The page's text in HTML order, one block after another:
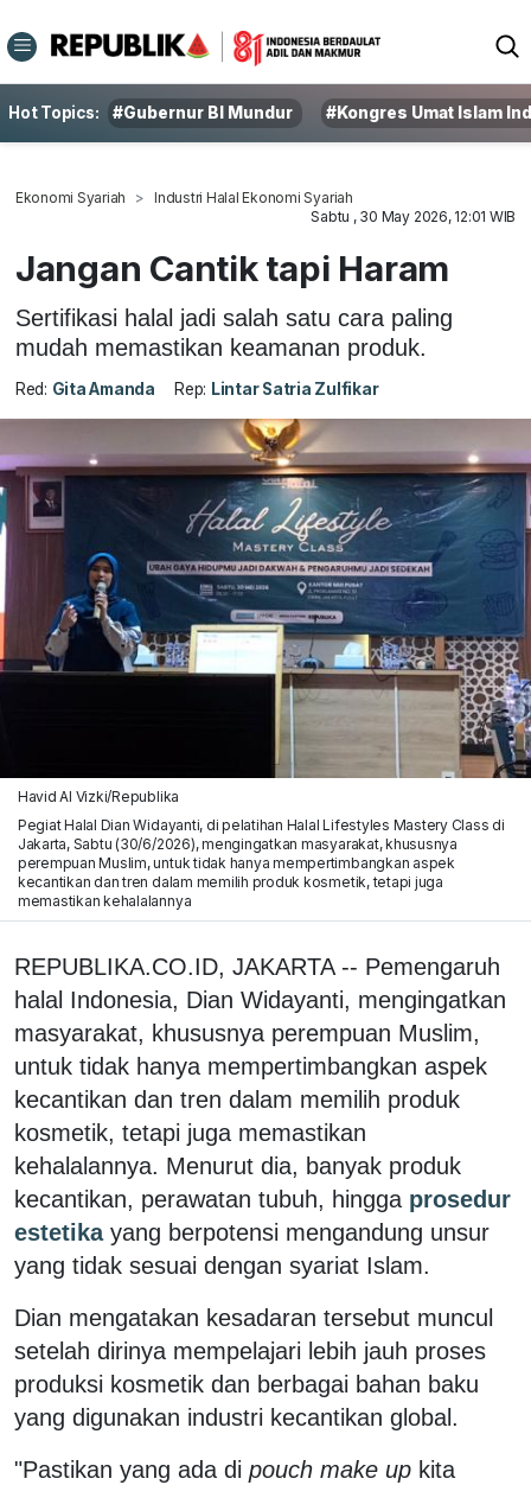
Hot Topics: #Gubernur BI Mundur #Kongres Umat Islam
Ekonomi Syariah
Industri Halal Ekonomi Syariah
Sabtu , 30 May 2026, 12:01 WIB
Jangan Cantik tapi Haram
Sertifikasi halal jadi salah satu cara paling
mudah memastikan keamanan produk.
Red: Gita Amanda Rep: Lintar Satria Zulfikar
Havid Al Vizki/Republika
Pegiat Halal Dian Widayanti, di pelatihan Halal Lifestyles Mastery Class di
Jakarta, Sabtu (30/6/2026), mengingatkan masyarakat, khususnya
perempuan Muslim, untuk tidak hanya mempertimbangkan aspek
kecantikan dan tren dalam memilih produk kosmetik, tetapi juga
memastikan kehalalannya
REPUBLIKA.CO.ID, JAKARTA -- Pemengaruh
halal Indonesia, Dian Widayanti, mengingatkan
masyarakat, khususnya perempuan Muslim,
untuk tidak hanya mempertimbangkan aspek
kecantikan dan tren dalam memilih produk
kosmetik, tetapi juga memastikan
kehalalannya. Menurut dia, banyak produk
kecantikan, perawatan tubuh, hingga prosedur
estetika yang berpotensi mengandung unsur
yang tidak sesuai dengan syariat Islam.
Dian mengatakan kesadaran tersebut muncul
setelah dirinya mempelajari lebih jauh proses
produksi kosmetik dan berbagai bahan baku
yang digunakan industri kecantikan global.
"Pastikan yang ada di pouch make up kita